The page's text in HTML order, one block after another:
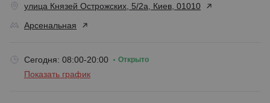
улица Князей Острожских, 5/2а, Киев, 01010
Арсенальная
Сегодня: 08:00-20:00 Открыто
Показать график